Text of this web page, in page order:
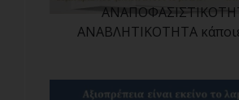
ΑΝΑΒΛΗΤΙΚΟΤΗΤΑ